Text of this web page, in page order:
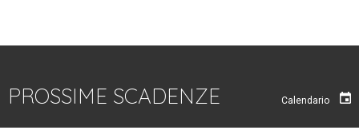
PROSSIME SCADENZE Calendario